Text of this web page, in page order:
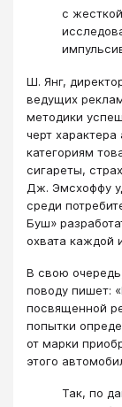
с
Ш. Янг,
ведущих
методики
черт
категориям
сигареты,
Дж. Эмсхоффу
среди
Буш»
охвата каждой
В свою
поводу пишет:
посвященной
попытки
от марки
этого
Так, по